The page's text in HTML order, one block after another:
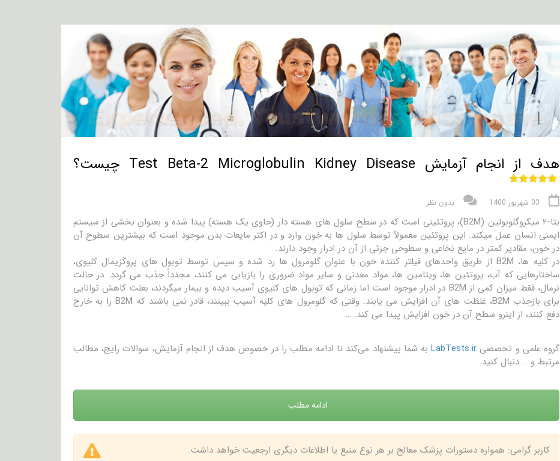
هدف از انجام آزمایش Test Beta-2 Microglobulin Kidney Disease چیست؟
03 شهریور 1400 بدون نظر
بتا-۲ میکروگلوبولین (B2M)، پروتئینی است که در سطح سلول های هسته دار (حاوی یک هسته) پیدا شده و بعنوان بخشی از سیستم
ایمنی انسان عمل میکند. این پروتئین معمولاً توسط سلول ها به خون وارد و در اکثر مایعات بدن موجود است که بیشترین سطوح آن
در خون، مقادیر کمتر در مایع نخاعی و سطوحی جزئی از آن در ادرار وجود دارند.
در کلیه ها، B2M از طریق واحدهای فیلتر کننده خون با عنوان گلومرول ها رد شده و سپس توسط توبول های پروگزیمال کلیوی،
ساختارهایی که آب، پروتئین ها، ویتامین ها، مواد معدنی و سایر مواد ضروری را بازیابی می کنند، مجدداً جذب می گردد. در حالت
نرمال، فقط میزان کمی از B2M در ادرار موجود است اما زمانی که توبول های کلیوی آسیب دیده و بیمار میگردند، بعلت کاهش توانایی
برای بازجذب B2M، غلظت های آن افزایش می یابند. وقتی که گلومرول های کلیه آسیب ببینند، قادر نمی باشند که B2M را به خارج
دفع کنند، از اینرو سطح آن در خون افزایش پیدا می کند. …
گروه علمی و تخصصی LabTests.irبه شما پیشنهاد می‌کند تا ادامه مطلب را در خصوص هدف از انجام آزمایش، سوالات رایج، مطالب
مرتبط و … دنبال کنید.
ادامه مطلب
کاربر گرامی: همواره دستورات پزشک معالج بر هر نوع منبع یا اطلاعات دیگری ارجعیت خواهد داشت.